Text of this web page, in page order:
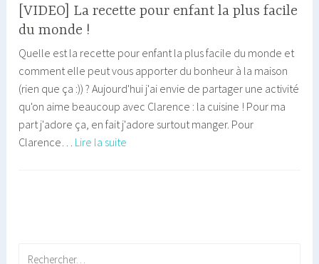
[VIDEO] La recette pour enfant la plus facile
du monde !
Quelle est la recette pour enfant la plus facile du monde et
comment elle peut vous apporter du bonheur à la maison
(rien que ça :)) ? Aujourd'hui j'ai envie de partager une activité
qu'on aime beaucoup avec Clarence : la cuisine ! Pour ma
part j'adore ça, en fait j'adore surtout manger. Pour
Clarence… Lire la suite